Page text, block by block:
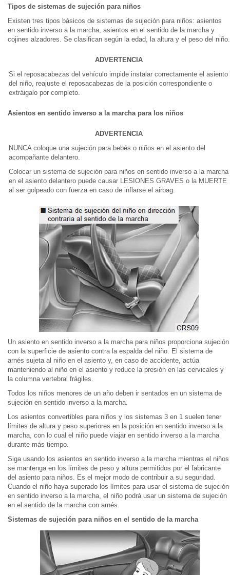
Tipos de sistemas de sujeción para niños
Existen tres tipos básicos de sistemas de sujeción para niños: asientos
en sentido inverso a la marcha, asientos en el sentido de la marcha y
cojines alzadores. Se clasifican según la edad, la altura y el peso del niño.
ADVERTENCIA
Si el reposacabezas del vehículo impide instalar correctamente el asiento
del niño, reajuste el reposacabezas de la posición correspondiente o
extráigalo por completo.
Asientos en sentido inverso a la marcha para los niños
ADVERTENCIA
NUNCA coloque una sujeción para bebés o niños en el asiento del
acompañante delantero.
Colocar un sistema de sujeción para niños en sentido inverso a la marcha
en el asiento delantero puede causar LESIONES GRAVES o la MUERTE
al ser golpeado con fuerza en caso de inflarse el airbag.
Un asiento en sentido inverso a la marcha para niños proporciona sujeción
con la superficie de asiento contra la espalda del niño. El sistema de
arnés sujeta al niño en el asiento y, en caso de accidente, actúa
manteniendo al niño en el asiento y reduce la presión en las cervicales y
la columna vertebral frágiles.
Todos los niños menores de un año deben ir sentados en un sistema de
sujeción en sentido inverso a la marcha.
Los asientos convertibles para niños y los sistemas 3 en 1 suelen tener
límites de altura y peso superiores en la posición en sentido inverso a la
marcha, con lo cual el niño puede viajar en sentido inverso a la marcha
durante más tiempo.
Siga usando los asientos en sentido inverso a la marcha mientras el niños
se mantenga en los límites de peso y altura permitidos por el fabricante
del asiento para niños. Es el mejor modo de contribuir a su seguridad.
Cuando el niño haya superado los límites para usar el sistema de sujeción
en sentido inverso a la marcha, el niño podrá usar un sistema de sujeción
en el sentido de la marcha con arnés.
Sistemas de sujeción para niños en el sentido de la marcha